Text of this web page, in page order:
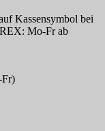
Kassensymbol bei
Mo-Fr ab
Fr)